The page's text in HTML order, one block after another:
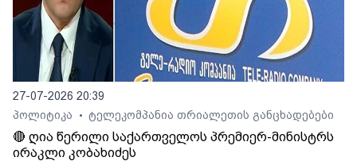
27-07-2026 20:39
პოლიტიკა
• ტელეკომპანია თრიალეთის განცხადებები
🔴 ღია წერილი საქართველოს პრემიერ-მინისტრს
ირაკლი კობახიძეს